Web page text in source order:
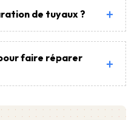
de tuyaux ?
faire réparer